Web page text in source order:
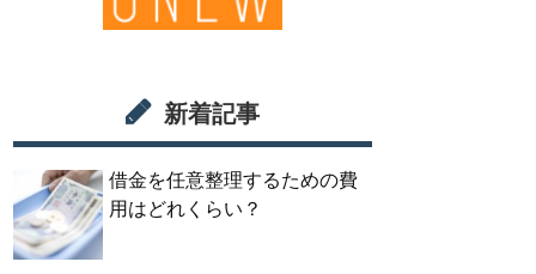
新着記事
借金を任意整理するための費
用はどれくらい？